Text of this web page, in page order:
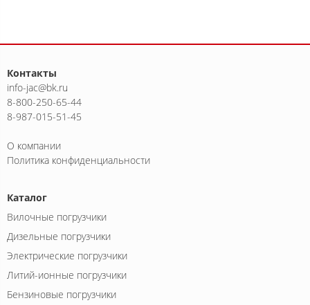
Контакты
info-jac@bk.ru
8-800-250-65-44
8-987-015-51-45
О компании
Политика конфиденциальности
Каталог
Вилочные погрузчики
Дизельные погрузчики
Электрические погрузчики
Литий-ионные погрузчики
Бензиновые погрузчики